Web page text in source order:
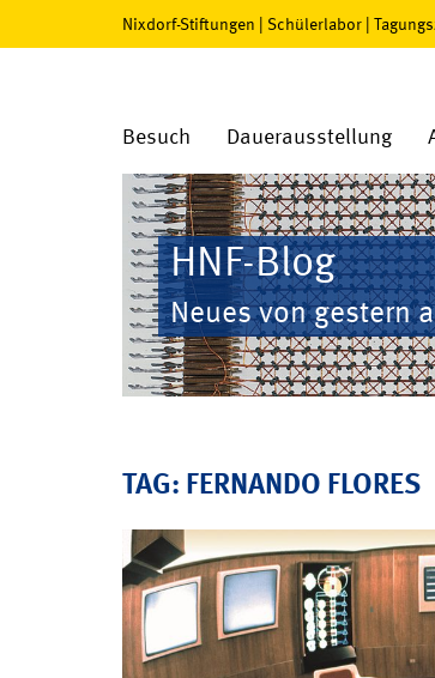
Nixdorf-Stiftungen | Schülerlabor |
Besuch Dauerausstellung
HNF-Blog
Neues von gestern
TAG: FERNANDO FLORES